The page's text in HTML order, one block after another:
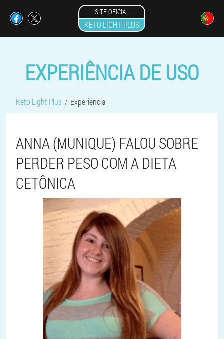
SITE OFICIAL
KETO LIGHT PLUS
EXPERIÊNCIA DE USO
Keto Light Plus Experiência
ANNA (MUNIQUE) FALOU SOBRE
PERDER PESO COM A DIETA
CETÔNICA